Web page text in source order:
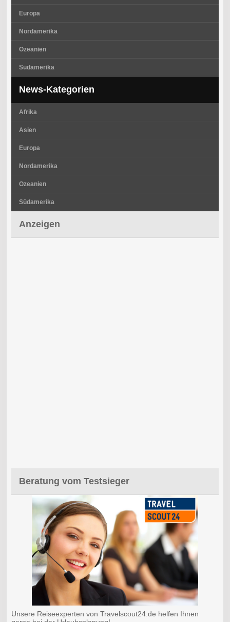
Europa
Nordamerika
Ozeanien
Südamerika
News-Kategorien
Afrika
Asien
Europa
Nordamerika
Ozeanien
Südamerika
Anzeigen
Beratung vom Testsieger
Unsere Reiseexperten von Travelscout24.de helfen Ihnen